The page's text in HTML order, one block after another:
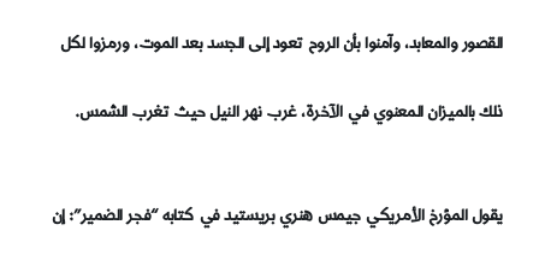
القصور والمعابد، وآمنوا بأن الروح تعود إلى الجسد بعد الموت، ورمزوا لكل
ذلك بالميزان المعنوي في الآخرة، غرب نهر النيل حيث تغرب الشمس.
يقول المؤرخ الأمريكي جيمس هنري بريستيد في كتابه “فجر الضمير”: إن